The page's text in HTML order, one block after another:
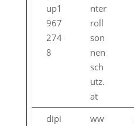
up1
967
274
8
nter
roll
son
nen
sch
utz.
at
dipi
ww